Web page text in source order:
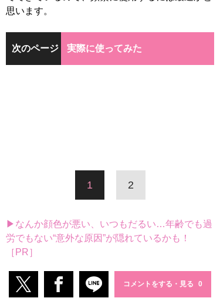
思います。
次のページ 実際に使ってみた
1 2
▶なんか顔色が悪い、いつもだるい…年齢でも過
労でもない“意外な原因”が隠れているかも！
［PR］
コメントをする・見る